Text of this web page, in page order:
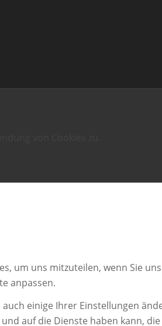
um uns mitzuteilen, wenn Sie
anpassen.
einige Ihrer Einstellungen
auf die Dienste haben kann,